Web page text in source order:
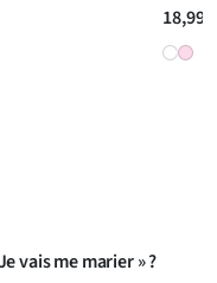
18,99 €
vais me marier » ?